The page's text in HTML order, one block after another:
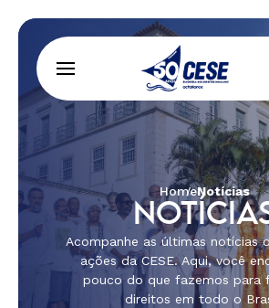
HomeNotícias
Acompanhe as últimas notícias
ações da CESE. Aqui, você
pouco do que fazemos para
direitos em todo o